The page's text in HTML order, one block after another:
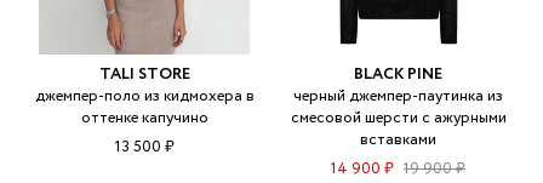
TALI STORE
джемпер-поло из кидмохера в
оттенке капучино
13 500 ₽
BLACK PINE
черный джемпер-паутинка из
смесовой шерсти с ажурными
вставками
14 900 ₽ 19 900 ₽